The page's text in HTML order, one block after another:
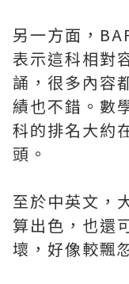
另一方面，
表示這科相對
誦，很多內容
績也不錯。數
科的排名大約
頭。
至於中英文，
算出色，也還
壞，好像較飄